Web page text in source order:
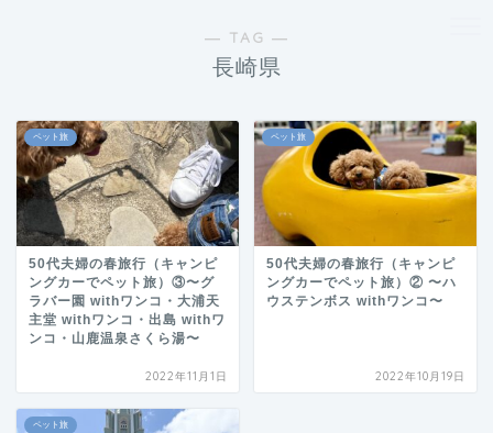
― TAG ―
長崎県
ペット旅
50代夫婦の春旅行（キャンピ
ングカーでペット旅）③〜グ
ラバー園 withワンコ・大浦天
主堂 withワンコ・出島 withワ
ンコ・山鹿温泉さくら湯〜
2022年11月1日
ペット旅
50代夫婦の春旅行（キャンピ
ングカーでペット旅）② 〜ハ
ウステンボス withワンコ〜
2022年10月19日
ペット旅